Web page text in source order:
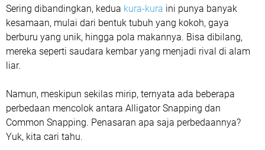
Sering dibandingkan, kedua kura-kura ini punya banyak
kesamaan, mulai dari bentuk tubuh yang kokoh, gaya
berburu yang unik, hingga pola makannya. Bisa dibilang,
mereka seperti saudara kembar yang menjadi rival di alam
liar.
Namun, meskipun sekilas mirip, ternyata ada beberapa
perbedaan mencolok antara Alligator Snapping dan
Common Snapping. Penasaran apa saja perbedaannya?
Yuk, kita cari tahu.